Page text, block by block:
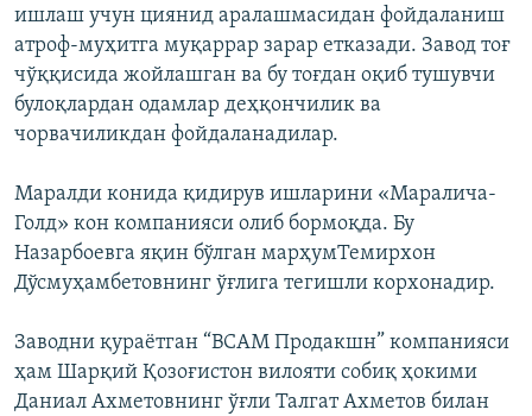
ишлаш учун циянид аралашмасидан фойдаланиш
атроф-муҳитга муқаррар зарар етказади. Завод тоғ
чўққисида жойлашган ва бу тоғдан оқиб тушувчи
булоқлардан одамлар деҳқончилик ва
чорвачиликдан фойдаланадилар.
Маралди конида қидирув ишларини «Маралича-
Голд» кон компанияси олиб бормоқда. Бу
Назарбоевга яқин бўлган марҳумТемирхон
Дўсмуҳамбетовнинг ўғлига тегишли корхонадир.
Заводни қураётган “ВСАМ Продакшн” компанияси
ҳам Шарқий Қозоғистон вилояти собиқ ҳокими
Даниал Ахметовнинг ўғли Талгат Ахметов билан